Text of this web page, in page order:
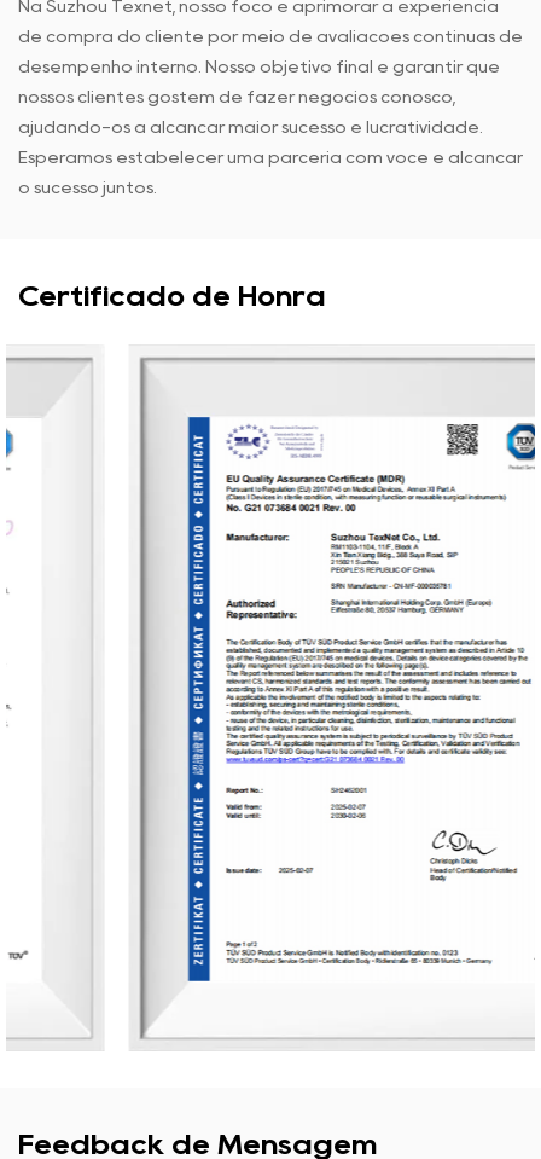
Na Suzhou Texnet, nosso foco é aprimorar a experiência
de compra do cliente por meio de avaliações contínuas de
desempenho interno. Nosso objetivo final é garantir que
nossos clientes gostem de fazer negócios conosco,
ajudando-os a alcançar maior sucesso e lucratividade.
Esperamos estabelecer uma parceria com você e alcançar
o sucesso juntos.
Certificado de Honra
Feedback de Mensagem